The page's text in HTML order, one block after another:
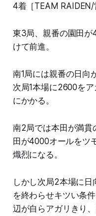
4着［TEAM
東3局、親番の園田が
けて前進。
南1局には親番の日向
次局1本場に2600を
にかかる。
南2局では本田が満貫
田が4000オールをツ
熾烈になる。
しかし次局2本場に
を終わらせキツい条
辺が自らアガリきり